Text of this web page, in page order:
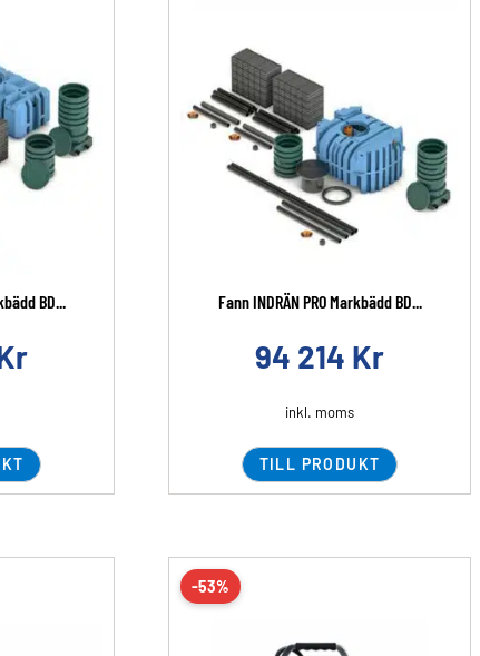
BD... Fann INDRÄN PRO Markbädd BD...
94 214 Kr
inkl. moms
TILL PRODUKT
-53%